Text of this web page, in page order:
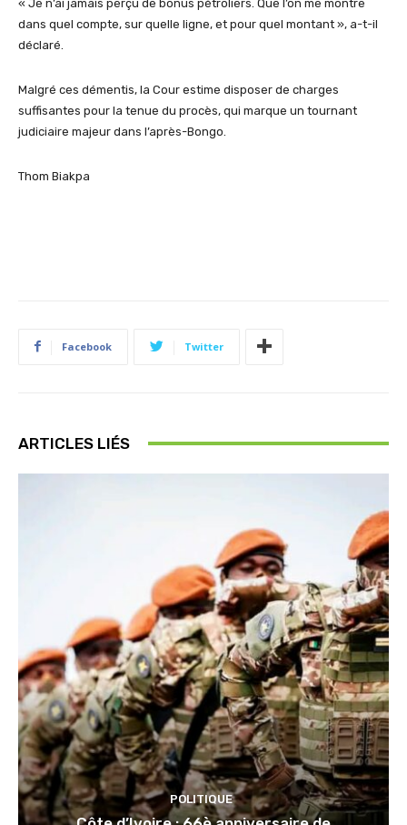
« Je n’ai jamais perçu de bonus pétroliers. Que l’on me montre
dans quel compte, sur quelle ligne, et pour quel montant », a-t-il
déclaré.
Malgré ces démentis, la Cour estime disposer de charges
suffisantes pour la tenue du procès, qui marque un tournant
judiciaire majeur dans l’après-Bongo.
Thom Biakpa
Facebook Twitter
ARTICLES LIÉS
POLITIQUE